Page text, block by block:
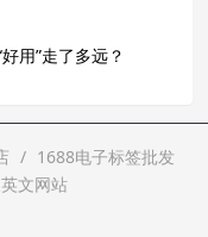
用”走了多远？
1688电子标签批发
文网站